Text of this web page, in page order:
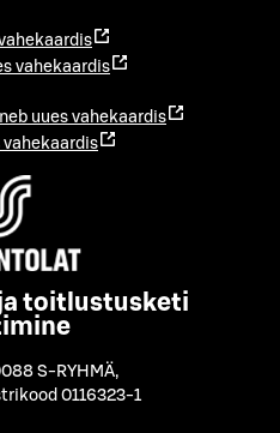
vahekaardis
uues vahekaardis
vahekaardis
toitlustusketi
S-RYHMÄ,
0116323-1